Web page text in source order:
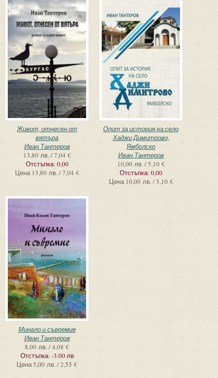
Живот, отнесен от
вятъра
Иван Тантеров
13,80 лв. / 7,04 €
Отстъпка: 0,00
Цена 13,80 лв. / 7,04 €
Опит за история на село
Хаджи Димитрово,
Ямболско
Иван Тантеров
10,00 лв. / 5,10 €
Отстъпка: 0,00
Цена 10,00 лв. / 5,10 €
Минало и съвремие
Иван Тантеров
8,00 лв. / 4,08 €
Отстъпка: -3.00 лв
Цена5,00 лв. / 2,55 €